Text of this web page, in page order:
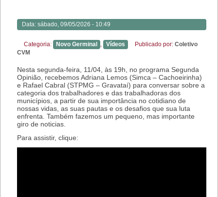
Data: sábado, 09/05/2026 - 10:49
Categoria: Novo Germinal , Vídeos Publicado por: Coletivo
CVM
Nesta segunda-feira, 11/04, às 19h, no programa Segunda
Opinião, recebemos Adriana Lemos (Simca – Cachoeirinha)
e Rafael Cabral (STPMG – Gravataí) para conversar sobre a
categoria dos trabalhadores e das trabalhadoras dos
municípios, a partir de sua importância no cotidiano de
nossas vidas, as suas pautas e os desafios que sua luta
enfrenta. Também fazemos um pequeno, mas importante
giro de noticias.
Para assistir, clique: